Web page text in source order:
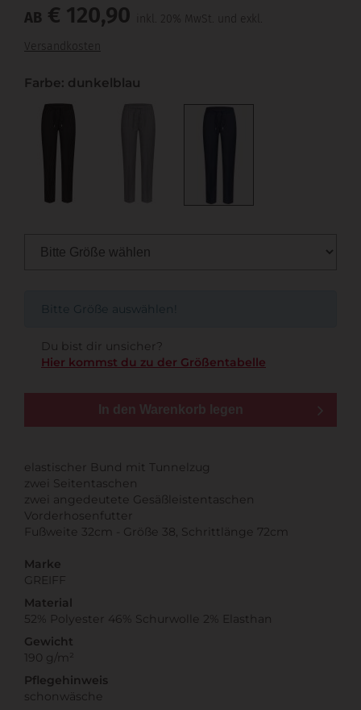
AB € 120,90
inkl. 20% MwSt. und exkl.
Versandkosten
Farbe: dunkelblau
Bitte Größe auswählen!
Du bist dir unsicher?
Hier kommst du zu der Größentabelle
In den Warenkorb legen
elastischer Bund mit Tunnelzug
zwei Seitentaschen
zwei angedeutete Gesäßleistentaschen
Vorderhosenfutter
Fußweite 32cm - Größe 38, Schrittlänge 72cm
Marke
GREIFF
Material
52% Polyester 46% Schurwolle 2% Elasthan
Gewicht
190 g/m²
Pflegehinweis
schonwäsche